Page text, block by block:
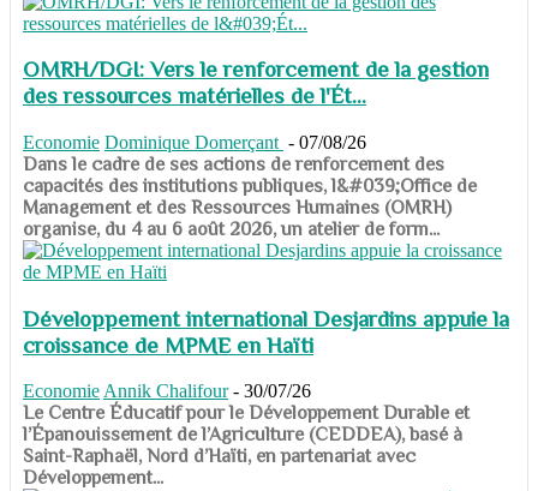
OMRH/DGI: Vers le renforcement de la gestion
des ressources matérielles de l'Ét...
Economie Dominique Domerçant - 07/08/26
Dans le cadre de ses actions de renforcement des
capacités des institutions publiques, l&#039;Office de
Management et des Ressources Humaines (OMRH)
organise, du 4 au 6 août 2026, un atelier de form...
Développement international Desjardins appuie la
croissance de MPME en Haïti
Economie Annik Chalifour - 30/07/26
​​​​​​​Le Centre Éducatif pour le Développement Durable et
l’Épanouissement de l’Agriculture (CEDDEA), basé à
Saint-Raphaël, Nord d’Haïti, en partenariat avec
Développement...